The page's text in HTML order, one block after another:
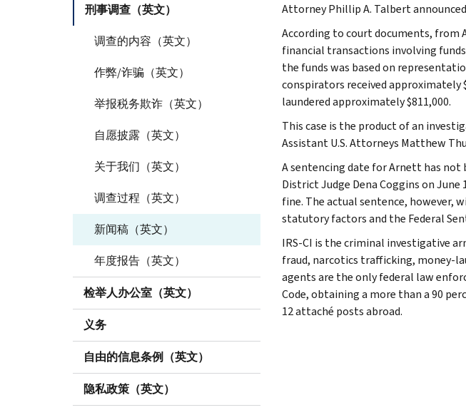
刑事调查（英文）
调查的内容（英文）
作弊/诈骗（英文）
举报税务欺诈（英文）
自愿披露（英文）
关于我们（英文）
调查过程（英文）
新闻稿（英文）
年度报告（英文）
检举人办公室（英文）
义务
自由的信息条例（英文）
隐私政策（英文）
Attorney Phillip A. Talbert
According to court documents, from
financial transactions involving
the funds was based on
conspirators received
laundered approximately $811,000.
This case is the product of an
Assistant U.S. Attorneys Matthew
A sentencing date for Arnett has not
District Judge Dena Coggins on
fine. The actual sentence, however,
statutory factors and the Federal
IRS-CI is the criminal investigative
fraud, narcotics trafficking, money-
agents are the only federal law
Code, obtaining a more than a 90
12 attaché posts abroad.